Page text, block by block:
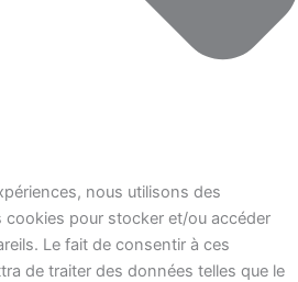
nous utilisons des
cookies pour stocker et/ou accéder
Le fait de consentir à ces
de traiter des données telles que le